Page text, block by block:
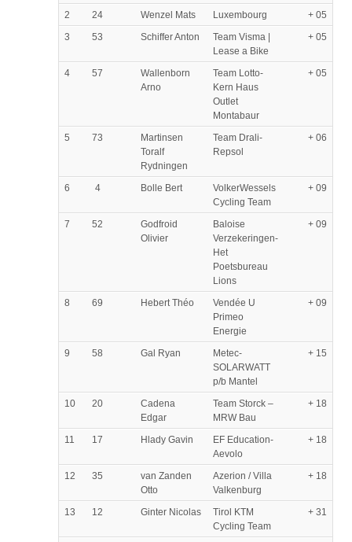
2 24 Wenzel Mats Luxembourg
+ 05
3
53 Schiffer Anton
Team Visma |
Lease a Bike
+ 05
4 57
Wallenborn
Arno
Team Lotto-
Kern Haus
Outlet
Montabaur
+ 05
5 73
Martinsen
Toralf
Rydningen
Team Drali-
Repsol
+ 06
6 4 Bolle Bert
VolkerWessels
Cycling Team
+ 09
7 52
Godfroid
Olivier
Baloise
Verzekeringen-
Het
Poetsbureau
Lions
+ 09
8 69 Hebert Théo
Vendée U
Primeo
Energie
+ 09
9 58 Gal Ryan
Metec-
SOLARWATT
p/b Mantel
+ 15
10 20
Cadena
Edgar
Team Storck –
MRW Bau
+ 18
11 17 Hlady Gavin
EF Education-
Aevolo
+ 18
12 35
van Zanden
Otto
Azerion / Villa
Valkenburg
+ 18
13 12 Ginter Nicolas
Tirol KTM
Cycling Team
+ 31